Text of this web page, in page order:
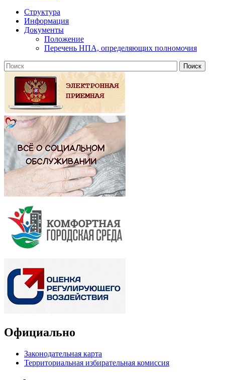
Структура
Информация
Документы
Положение
Перечень НПА, определяющих полномочия
Официально
Законодательная карта
Территориальная избирательная комиссия